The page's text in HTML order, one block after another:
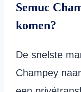
Semuc
komen?
De snelste
Champey